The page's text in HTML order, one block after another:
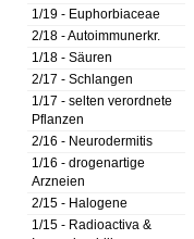
1/19 - Euphorbiaceae
2/18 - Autoimmunerkr.
1/18 - Säuren
2/17 - Schlangen
1/17 - selten verordnete
Pflanzen
2/16 - Neurodermitis
1/16 - drogenartige
Arzneien
2/15 - Halogene
1/15 - Radioactiva &